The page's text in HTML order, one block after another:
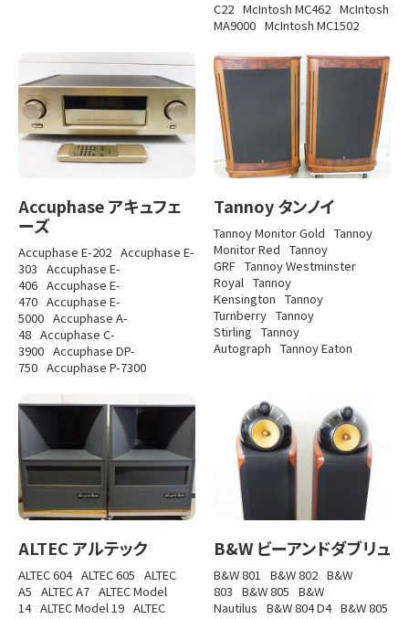
C22 McIntosh MC462 McIntosh
MA9000 McIntosh MC1502
Accuphase アキュフェ
ーズ
Accuphase E-202 Accuphase E-
303 Accuphase E-
406 Accuphase E-
470 Accuphase E-
5000 Accuphase A-
48 Accuphase C-
3900 Accuphase DP-
750 Accuphase P-7300
Tannoy タンノイ
Tannoy Monitor Gold Tannoy
Monitor Red Tannoy
GRF Tannoy Westminster
Royal Tannoy
Kensington Tannoy
Turnberry Tannoy
Stirling Tannoy
Autograph Tannoy Eaton
ALTEC アルテック
ALTEC 604 ALTEC 605 ALTEC
A5 ALTEC A7 ALTEC Model
14 ALTEC Model 19 ALTEC
B&W ビーアンドダブリュ
B&W 801 B&W 802 B&W
803 B&W 805 B&W
Nautilus B&W 804 D4 B&W 805